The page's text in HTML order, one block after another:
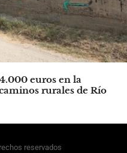
euros en la
rurales de Río
reservados